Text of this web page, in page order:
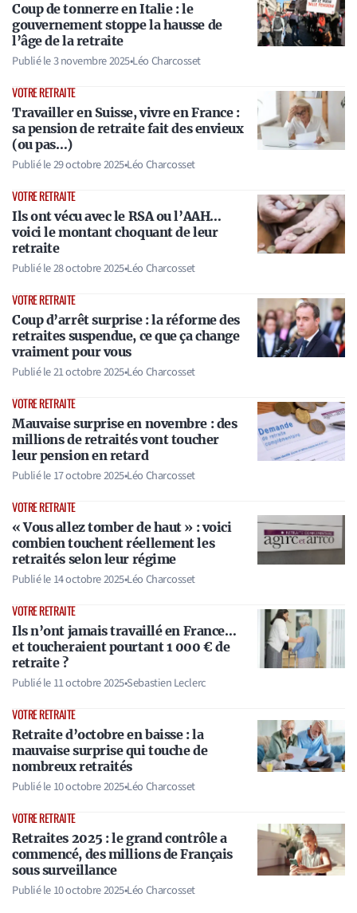
Coup de tonnerre en Italie : le
gouvernement stoppe la hausse de
l’âge de la retraite
Publié le3 novembre 2025•Léo Charcosset
VOTRE RETRAITE
Travailler en Suisse, vivre en France :
sa pension de retraite fait des envieux
(ou pas…)
Publié le29 octobre 2025•Léo Charcosset
VOTRE RETRAITE
Ils ont vécu avec le RSA ou l’AAH…
voici le montant choquant de leur
retraite
Publié le28 octobre 2025•Léo Charcosset
VOTRE RETRAITE
Coup d’arrêt surprise : la réforme des
retraites suspendue, ce que ça change
vraiment pour vous
Publié le21 octobre 2025•Léo Charcosset
VOTRE RETRAITE
Mauvaise surprise en novembre : des
millions de retraités vont toucher
leur pension en retard
Publié le17 octobre 2025•Léo Charcosset
VOTRE RETRAITE
« Vous allez tomber de haut » : voici
combien touchent réellement les
retraités selon leur régime
Publié le14 octobre 2025•Léo Charcosset
VOTRE RETRAITE
Ils n’ont jamais travaillé en France…
et toucheraient pourtant 1 000 € de
retraite ?
Publié le11 octobre 2025•Sebastien Leclerc
VOTRE RETRAITE
Retraite d’octobre en baisse : la
mauvaise surprise qui touche de
nombreux retraités
Publié le10 octobre 2025•Léo Charcosset
VOTRE RETRAITE
Retraites 2025 : le grand contrôle a
commencé, des millions de Français
sous surveillance
Publié le10 octobre 2025•Léo Charcosset